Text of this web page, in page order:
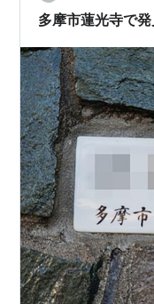
多摩市蓮光寺で